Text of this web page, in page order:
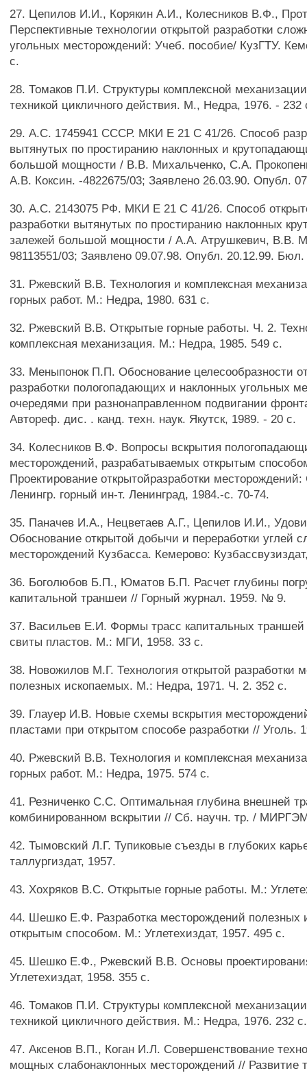
27. Цепилов И.И., Корякин А.И., Колесников В.Ф.,
Перспективные технологии открытой разработки
угольных месторождений: Учеб. пособие/ КузГТУ.
с.
28. Томаков П.И. Структуры комплексной
техникой цикличного действия. М., Недра, 1976. - 232
29. А.С. 1745941 СССР. МКИ Е 21 С 41/26. Способ
вытянутых по простиранию наклонных и
большой мощности / В.В. Михальченко, С.А.
А.В. Коксин. -4822675/03; Заявлено 26.03.90. Опубл.
30. А.С. 2143075 РФ. МКИ Е 21 С 41/26. Способ
разработки вытянутых по простиранию наклонных
залежей большой мощности / А.А. Атрушкевич, В.В.
98113551/03; Заявлено 09.07.98. Опубл. 20.12.99.
31. Ржевский В.В. Технология и комплексная
горных работ. М.: Недра, 1980. 631 с.
32. Ржевский В.В. Открытые горные работы. Ч. 2.
комплексная механизация. М.: Недра, 1985. 549 с.
33. Меныпонок П.П. Обоснование целесообразности
разработки пологопадающих и наклонных угольных
очередями при разнонаправленном подвигании
Автореф. дис. . канд. техн. наук. Якутск, 1989. - 20 с.
34. Колесников В.Ф. Вопросы вскрытия
месторождений, разрабатываемых открытым
Проектирование открытойразработки
Ленингр. горный ин-т. Ленинград, 1984.-с. 70-74.
35. Паначев И.А., Нецветаев А.Г., Цепилов И.И.,
Обоснование открытой добычи и переработки углей
месторождений Кузбасса. Кемерово:
36. Боголюбов Б.П., Юматов Б.П. Расчет глубины
капитальной траншеи // Горный журнал. 1959. № 9.
37. Васильев Е.И. Формы трасс капитальных траншей
свиты пластов. М.: МГИ, 1958. 33 с.
38. Новожилов М.Г. Технология открытой разработки
полезных ископаемых. М.: Недра, 1971. Ч. 2. 352 с.
39. Глауер И.В. Новые схемы вскрытия
пластами при открытом способе разработки // Уголь.
40. Ржевский В.В. Технология и комплексная
горных работ. М.: Недра, 1975. 574 с.
41. Резниченко С.С. Оптимальная глубина внешней
комбинированном вскрытии // Сб. научн. тр. /
42. Тымовский Л.Г. Тупиковые съезды в глубоких
таллургиздат, 1957.
43. Хохряков B.C. Открытые горные работы. М.:
44. Шешко Е.Ф. Разработка месторождений полезных
открытым способом. М.: Углетехиздат, 1957. 495 с.
45. Шешко Е.Ф., Ржевский В.В. Основы
Углетехиздат, 1958. 355 с.
46. Томаков П.И. Структуры комплексной
техникой цикличного действия. М.: Недра, 1976. 232 с.
47. Аксенов В.П., Коган И.Л. Совершенствование
мощных слабонаклонных месторождений // Развитие